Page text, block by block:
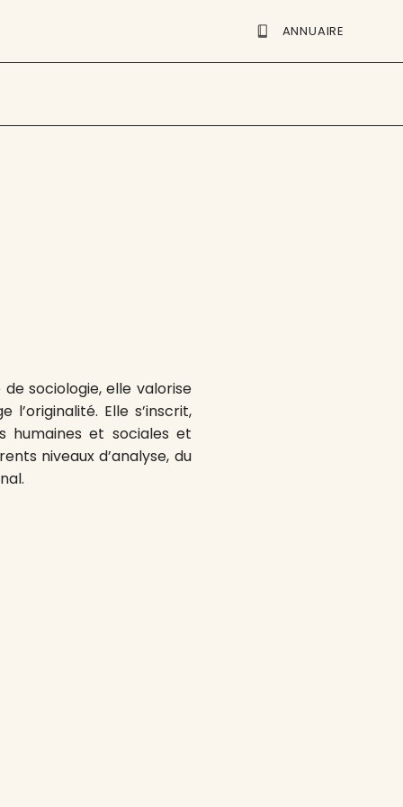
ANNUAIRE
sociologie, elle valorise
Elle s’inscrit,
humaines et sociales et
niveaux d’analyse, du